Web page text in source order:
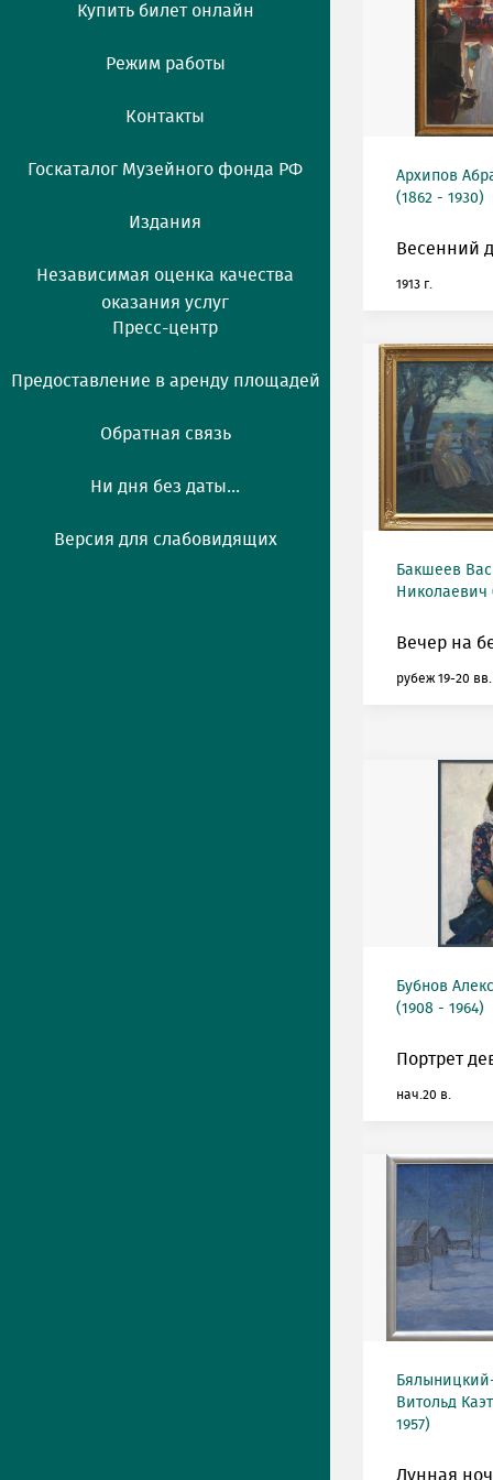
Купить билет онлайн
Режим работы
Контакты
Госкаталог Музейного фонда РФ
Издания
Независимая оценка качества
оказания услуг
Пресс-центр
Предоставление в аренду площадей
Обратная связь
Ни дня без даты...
Версия для слабовидящих
Архипов
(1862 - 1930)
Весенний
1913 г.
Бакшеев
Николаевич
Вечер на
рубеж 19-20 вв.
Бубнов
(1908 - 1964)
Портрет
нач.20 в.
Витольд
1957)
Лунная